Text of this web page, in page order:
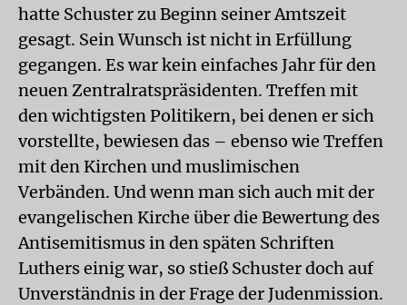
hatte Schuster zu Beginn seiner Amtszeit
gesagt. Sein Wunsch ist nicht in Erfüllung
gegangen. Es war kein einfaches Jahr für den
neuen Zentralratspräsidenten. Treffen mit
den wichtigsten Politikern, bei denen er sich
vorstellte, bewiesen das – ebenso wie Treffen
mit den Kirchen und muslimischen
Verbänden. Und wenn man sich auch mit der
evangelischen Kirche über die Bewertung des
Antisemitismus in den späten Schriften
Luthers einig war, so stieß Schuster doch auf
Unverständnis in der Frage der Judenmission.